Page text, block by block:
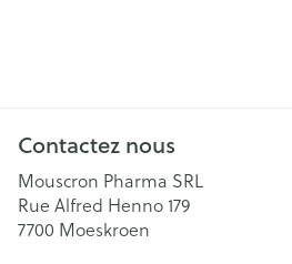
Contactez nous
Mouscron Pharma SRL
Rue Alfred Henno 179
7700 Moeskroen